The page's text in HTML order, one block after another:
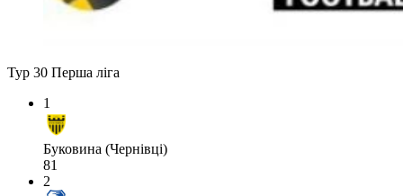
Тур 30 Перша ліга
1
Буковина (Чернівці)
81
2